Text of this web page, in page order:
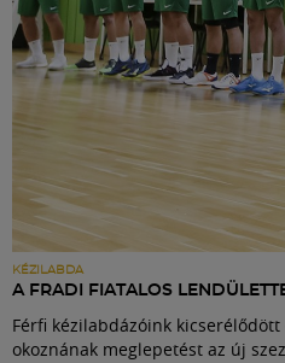
KÉZILABDA
A FRADI FIATALOS
Férfi kézilabdázóink
okoznának meglepetést az új